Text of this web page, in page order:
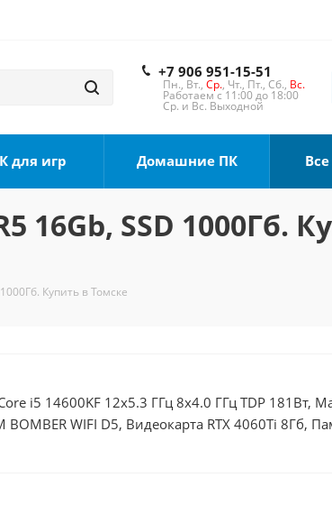
+7 906 951-15-51
Пн., Вт., Ср., Чт., Пт., Сб., Вс.
Работаем с 11:00 до 18:00
Ср. и Вс. Выходной
для игр Домашние ПК
16Gb, SSD 1000Гб.
Купить в Томске
i5 14600KF 12x5.3 ГГц 8x4.0 ГГц TDP 181Вт,
BOMBER WIFI D5, Видеокарта RTX 4060Ti 8Гб,
SSD 1000Гб, БП 600Вт